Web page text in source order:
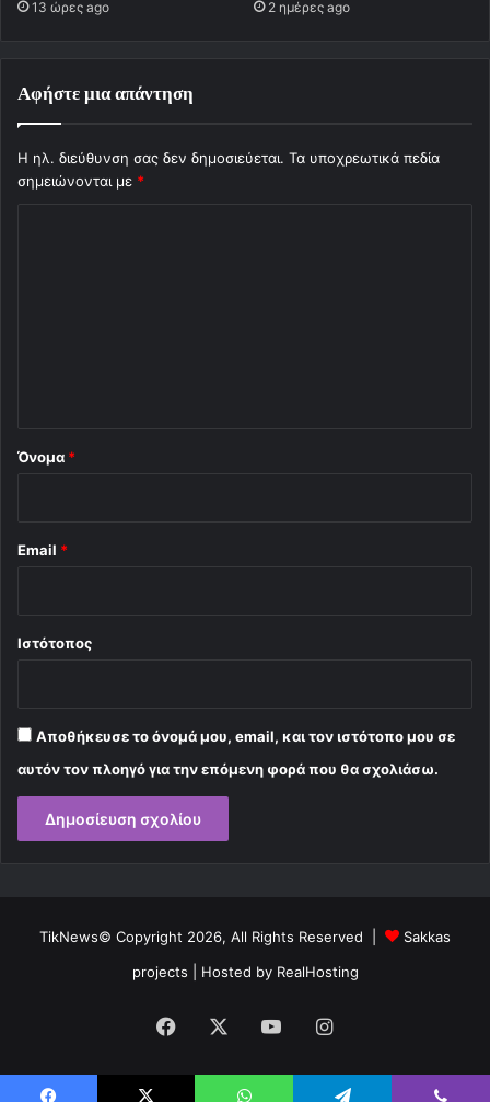
13 ώρες ago 2 ημέρες ago
Αφήστε μια απάντηση
Η ηλ. διεύθυνση σας δεν δημοσιεύεται. Τα υποχρεωτικά πεδία
σημειώνονται με *
Όνομα *
Email *
Ιστότοπος
Αποθήκευσε το όνομά μου, email, και τον ιστότοπο μου σε
αυτόν τον πλοηγό για την επόμενη φορά που θα σχολιάσω.
TikNews© Copyright 2026, All Rights Reserved |
Sakkas
projects | Hosted by RealHosting
Facebook YouTubeInstagram